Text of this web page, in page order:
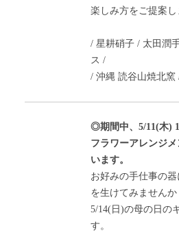
楽しみ方をご提案し
/ 星耕硝子 / 太田潤
ス /
/ 沖縄 読谷山焼北
◎期間中、5/11(木)
フラワーアレンジ
います。
お好みの手仕事の
を生けてみませんか
5/14(日)の母の日の
す。